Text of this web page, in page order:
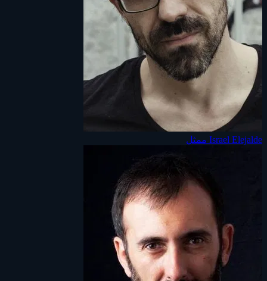
Israel Elejalde ممثل